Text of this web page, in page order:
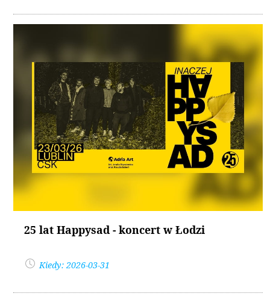
25 lat Happysad - koncert w Łodzi
Kiedy: 2026-03-31